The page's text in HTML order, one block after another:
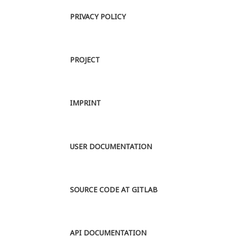
des Deutschen
Überlieferung um
dieser Zeit
PRIVACY POLICY
PROJECT
IMPRINT
USER DOCUMENTATION
SOURCE CODE AT GITLAB
API DOCUMENTATION